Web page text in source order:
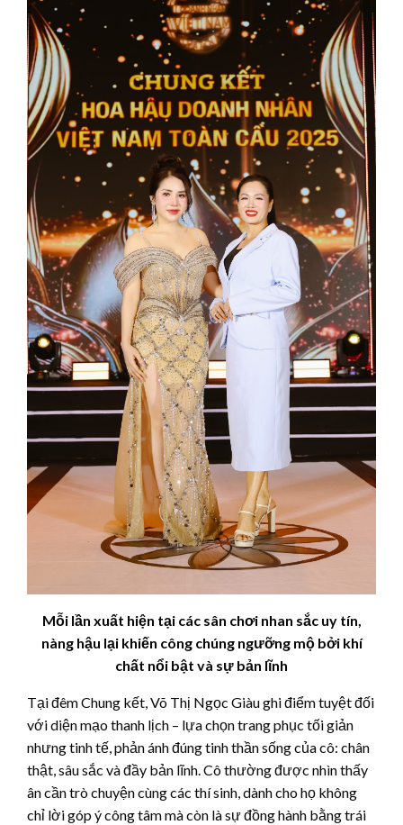
Mỗi lần xuất hiện tại các sân chơi nhan sắc uy tín,
nàng hậu lại khiến công chúng ngưỡng mộ bởi khí
chất nổi bật và sự bản lĩnh
Tại đêm Chung kết, Võ Thị Ngọc Giàu ghi điểm tuyệt đối
với diện mạo thanh lịch – lựa chọn trang phục tối giản
nhưng tinh tế, phản ánh đúng tinh thần sống của cô: chân
thật, sâu sắc và đầy bản lĩnh. Cô thường được nhìn thấy
ân cần trò chuyện cùng các thí sinh, dành cho họ không
chỉ lời góp ý công tâm mà còn là sự đồng hành bằng trái